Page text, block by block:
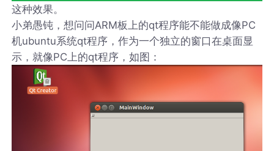
这种效果。
小弟愚钝，想问问ARM板上的qt程序能不能做成像PC
机ubuntu系统qt程序，作为一个独立的窗口在桌面显
示，就像PC上的qt程序，如图：